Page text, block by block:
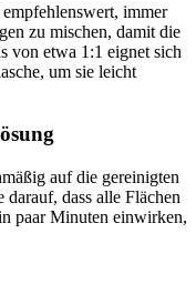
immer
zu mischen, damit die
von etwa 1:1 eignet sich
um sie leicht
auf die gereinigten
dass alle Flächen
paar Minuten einwirken,